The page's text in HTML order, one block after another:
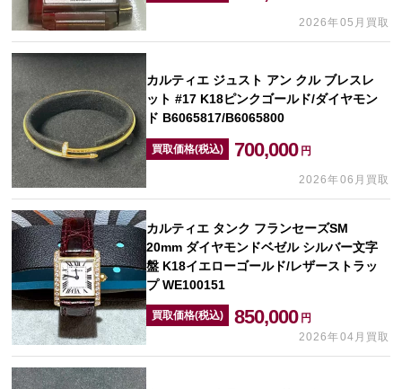
2026年05月買取
カルティエ ジュスト アン クル ブレスレ
ット #17 K18ピンクゴールド/ダイヤモン
ド B6065817/B6065800
買取価格(税込) 700,000 円
2026年06月買取
カルティエ タンク フランセーズSM
20mm ダイヤモンドベゼル シルバー文字
盤 K18イエローゴールド/レザーストラッ
プ WE100151
買取価格(税込) 850,000 円
2026年04月買取